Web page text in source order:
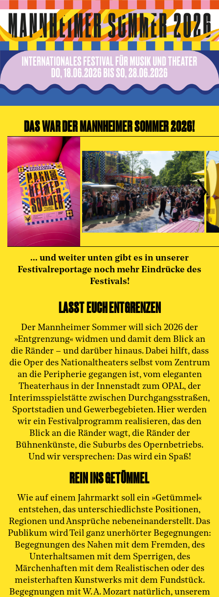
Zur Hauptnavigation springen
Zum Hauptinhalt springen Zum Footer springen
DAS WAR DER MANNHEIMER SOMMER 2026!
... und weiter unten gibt es in unserer
Festivalreportage noch mehr Eindrücke des
Festivals!
LASST EUCH ENTGRENZEN
Der Mannheimer Sommer will sich 2026 der
»Entgrenzung« widmen und damit dem Blick an
die Ränder – und darüber hinaus. Dabei hilft, dass
die Oper des Nationaltheaters selbst vom Zentrum
an die Peripherie gegangen ist, vom eleganten
Theaterhaus in der Innenstadt zum OPAL, der
Interimsspielstätte zwischen Durchgangsstraßen,
Sportstadien und Gewerbegebieten. Hier werden
wir ein Festivalprogramm realisieren, das den
Blick an die Ränder wagt, die Ränder der
Bühnenkünste, die Suburbs des Opernbetriebs.
Und wir versprechen: Das wird ein Spaß!
REIN INS GETÜMMEL
Wie auf einem Jahrmarkt soll ein »Getümmel«
entstehen, das unterschiedlichste Positionen,
Regionen und Ansprüche nebeneinanderstellt. Das
Publikum wird Teil ganz unerhörter Begegnungen:
Begegnungen des Nahen mit dem Fremden, des
Unterhaltsamen mit dem Sperrigen, des
Märchenhaften mit dem Realistischen oder des
meisterhaften Kunstwerks mit dem Fundstück.
Begegnungen mit W. A. Mozart natürlich, unserem